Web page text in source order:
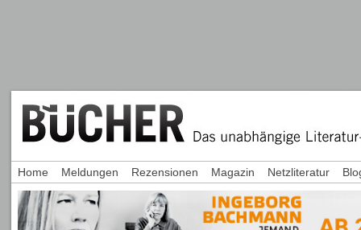
Home Meldungen Rezensionen Magazin Netzliteratur